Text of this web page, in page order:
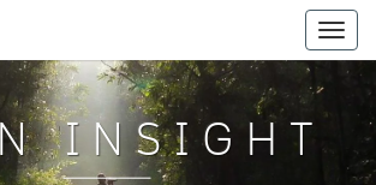
INSIGHT